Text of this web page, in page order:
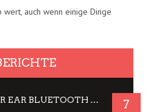
wert, auch wenn einige Dinge
JBL TUNE 720BT: OVER EAR BLUETOOTH KOPFHÖRER UM DIE 50,-€ IM DAUER-TEST 7